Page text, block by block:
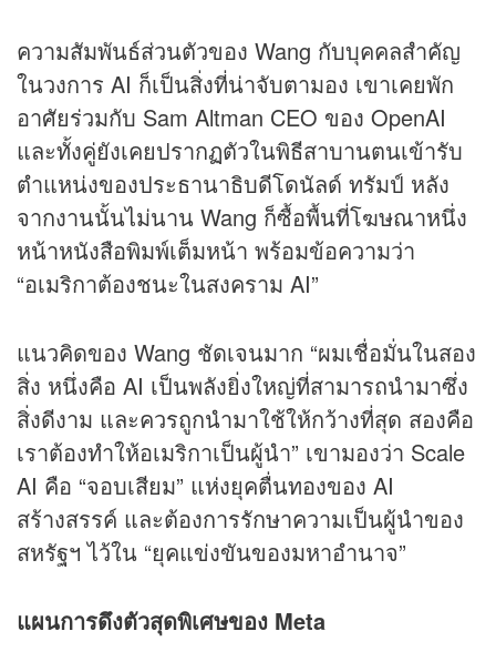
ความสัมพันธ์ส่วนตัวของ Wang กับบุคคลสำคัญ
ในวงการ AI ก็เป็นสิ่งที่น่าจับตามอง เขาเคยพัก
อาศัยร่วมกับ Sam Altman CEO ของ OpenAI
และทั้งคู่ยังเคยปรากฏตัวในพิธีสาบานตนเข้ารับ
ตำแหน่งของประธานาธิบดีโดนัลด์ ทรัมป์ หลัง
จากงานนั้นไม่นาน Wang ก็ซื้อพื้นที่โฆษณาหนึ่ง
หน้าหนังสือพิมพ์เต็มหน้า พร้อมข้อความว่า
“อเมริกาต้องชนะในสงคราม AI”
แนวคิดของ Wang ชัดเจนมาก “ผมเชื่อมั่นในสอง
สิ่ง หนึ่งคือ AI เป็นพลังยิ่งใหญ่ที่สามารถนำมาซึ่ง
สิ่งดีงาม และควรถูกนำมาใช้ให้กว้างที่สุด สองคือ
เราต้องทำให้อเมริกาเป็นผู้นำ” เขามองว่า Scale
AI คือ “จอบเสียม” แห่งยุคตื่นทองของ AI
สร้างสรรค์ และต้องการรักษาความเป็นผู้นำของ
สหรัฐฯ ไว้ใน “ยุคแข่งขันของมหาอำนาจ”
แผนการดึงตัวสุดพิเศษของ Meta